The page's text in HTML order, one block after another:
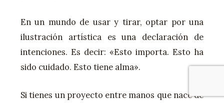
En un mundo de usar y tirar, optar por una
ilustración artística es una declaración de
intenciones. Es decir: «Esto importa. Esto ha
sido cuidado. Esto tiene alma».
Si tienes un proyecto entre manos que nace de